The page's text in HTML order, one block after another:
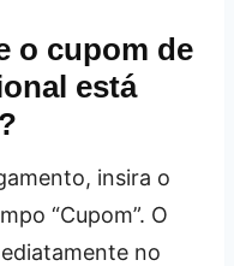
o cupom de
está
insira o
“Cupom”. O
no